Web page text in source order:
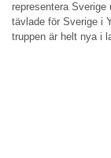
representera
tävlade för Sverige i
truppen är helt nya i